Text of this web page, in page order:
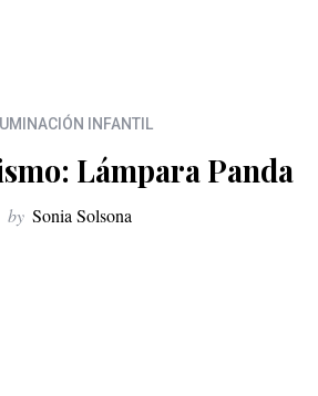
INFANTIL
Lámpara Panda
by Sonia Solsona